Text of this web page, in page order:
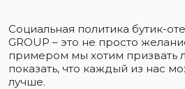
Социальная политика бутик-
GROUP – это не просто
примером мы хотим призвать
показать, что каждый из нас
лучше.